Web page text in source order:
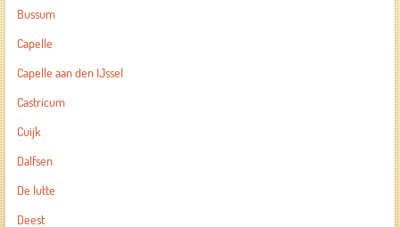
Bussum
Capelle
Capelle aan den IJssel
Castricum
Cuijk
Dalfsen
De lutte
Deest